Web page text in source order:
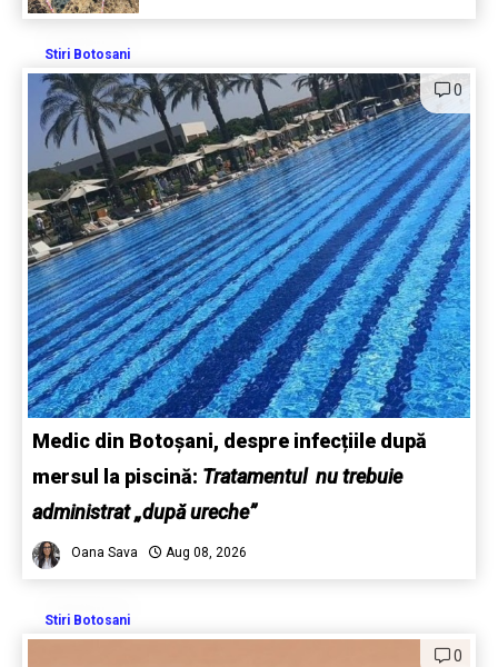
Stiri Botosani
0
Medic din Botoșani, despre infecțiile după
mersul la piscină: Tratamentul nu trebuie
administrat „după ureche”
Oana Sava Aug 08, 2026
Stiri Botosani
0